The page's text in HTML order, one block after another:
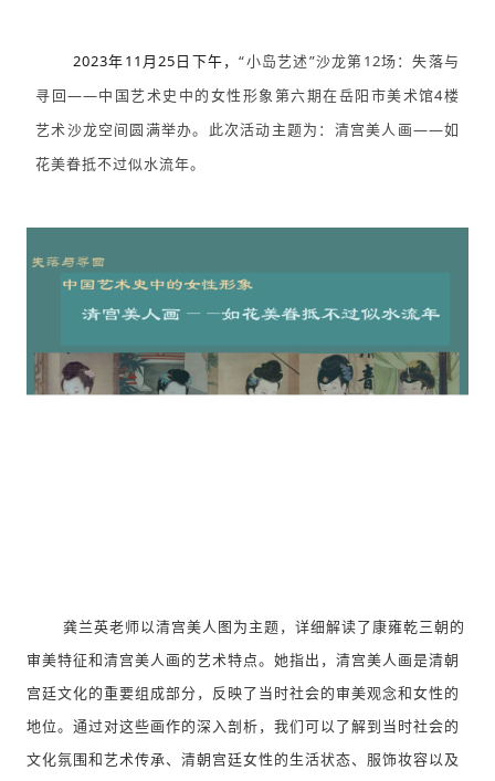
2023年11月25日下午，“小岛艺述”沙龙第12场：失落与
寻回——中国艺术史中的女性形象第六期在岳阳市美术馆4楼
艺术沙龙空间圆满举办。此次活动主题为： 清宫美人画——如
花美眷抵不过似水流年。
龚兰英老师以清宫美人图为主题，详细解读了康雍乾三朝的
审美特征和清宫美人画的艺术特点。她指出，清宫美人画是清朝
宫廷文化的重要组成部分，反映了当时社会的审美观念和女性的
地位。通过对这些画作的深入剖析，我们可以了解到当时社会的
文化氛围和艺术传承、清朝宫廷女性的生活状态、服饰妆容以及